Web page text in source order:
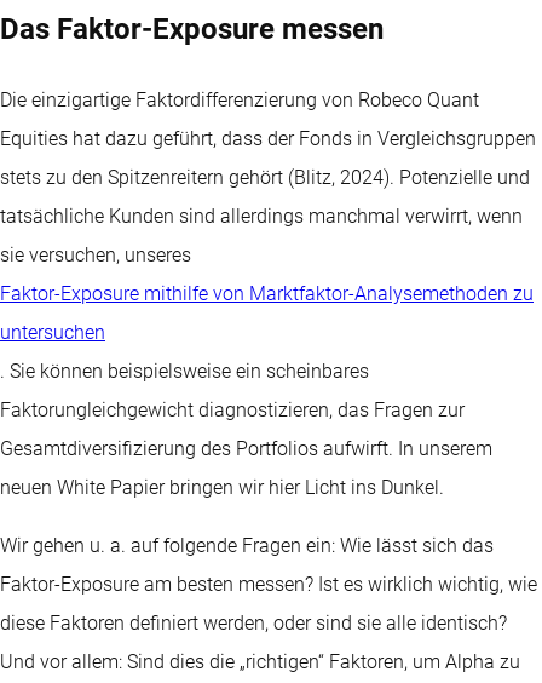
Das Faktor-Exposure messen
Die einzigartige Faktordifferenzierung von Robeco Quant
Equities hat dazu geführt, dass der Fonds in Vergleichsgruppen
stets zu den Spitzenreitern gehört (Blitz, 2024). Potenzielle und
tatsächliche Kunden sind allerdings manchmal verwirrt, wenn
sie versuchen, unseres
Faktor-Exposure mithilfe von Marktfaktor-Analysemethoden zu
untersuchen
. Sie können beispielsweise ein scheinbares
Faktorungleichgewicht diagnostizieren, das Fragen zur
Gesamtdiversifizierung des Portfolios aufwirft. In unserem
neuen White Papier bringen wir hier Licht ins Dunkel.
Wir gehen u. a. auf folgende Fragen ein: Wie lässt sich das
Faktor-Exposure am besten messen? Ist es wirklich wichtig, wie
diese Faktoren definiert werden, oder sind sie alle identisch?
Und vor allem: Sind dies die „richtigen“ Faktoren, um Alpha zu